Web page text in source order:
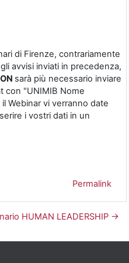
di Firenze, contrariamente
avvisi inviati in precedenza,
sarà più necessario inviare
con "UNIMIB Nome
Webinar vi verranno date
i vostri dati in un
Permalink
HUMAN LEADERSHIP →